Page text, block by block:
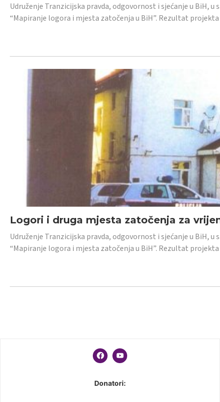
Udruženje Tranzicijska pravda, odgovornost i sjećanje u BiH,
“Mapiranje logora i mjesta zatočenja u BiH”. Rezultat
Logori i druga mjesta zatočenja za
Udruženje Tranzicijska pravda, odgovornost i sjećanje u BiH,
“Mapiranje logora i mjesta zatočenja u BiH”. Rezultat
Donatori: